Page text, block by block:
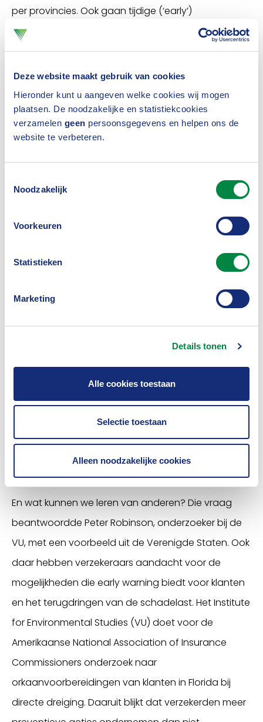
Deze website maakt gebruik van cookies
Hieronder kunt u aangeven welke cookies wij mogen
plaatsen. De noodzakelijke en statistiekcookies
verzamelen geen persoonsgegevens en helpen ons de
website te verbeteren.
Noodzakelijk
Voorkeuren
Statistieken
Marketing
Details tonen
Alle cookies toestaan
Selectie toestaan
Alleen noodzakelijke cookies
per provincies. Ook gaan tijdige (‘early’)
kansverwachtingen een grotere rol spelen, zodat je
veel eerder kunt anticiperen op zwaar weer. Daarbij
staan impact en handelingsperspectief centraal. Je
hoort straks niet meer ‘wat wordt het weer?’, maar
‘waar krijgt u mee te maken?’. Bovendien krijgen
meteorologen een meer adviserende rol,
personalisering en het op maat bedienen van de
communicatiemiddelen. Verzekeraars en hun
klanten kunnen met deze ontwikkelingen in de
komende jaren dus steeds meer hun voordeel doen,
en zo de maatschappelijke schade door extreem
In het najaar verwacht het KNMI met haar
Klimaatsignaal ’21 de belangrijkste trends te
in 2023.
Preventiemaatregelen in Florida
En wat kunnen we leren van anderen? Die vraag
beantwoordde Peter Robinson, onderzoeker bij de
VU, met een voorbeeld uit de Verenigde Staten. Ook
daar hebben verzekeraars aandacht voor de
mogelijkheden die early warning biedt voor klanten
en het terugdringen van de schadelast. Het Institute
for Environmental Studies (VU) doet voor de
Amerikaanse National Association of Insurance
Commissioners onderzoek naar
orkaanvoorbereidingen van klanten in Florida bij
directe dreiging. Daaruit blijkt dat verzekerden meer